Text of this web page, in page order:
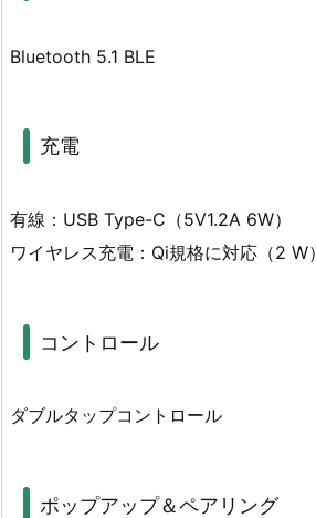
Bluetooth 5.1 BLE
充電
有線：USB Type-C（5V1.2A 6W）
ワイヤレス充電：Qi規格に対応（2 W）
コントロール
ダブルタップコントロール
ポップアップ＆ペアリング